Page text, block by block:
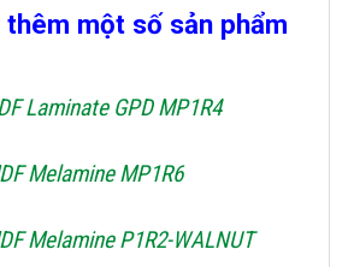
thêm một số sản phẩm
Laminate GPD MP1R4
Melamine MP1R6
Melamine P1R2-WALNUT